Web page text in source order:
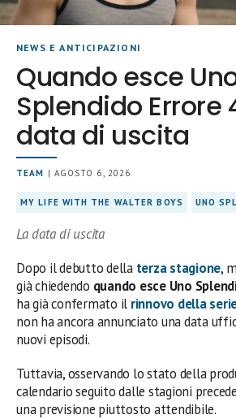
NEWS E ANTICIPAZIONI
Quando esce
Splendido Errore
data di uscita
TEAM | AGOSTO 6, 2026
MY LIFE WITH THE WALTER BOYS UNO
La data di uscita
Dopo il debutto della terza stagione,
già chiedendo quando esce Uno
ha già confermato il rinnovo della
non ha ancora annunciato una data
nuovi episodi.
Tuttavia, osservando lo stato della
calendario seguito dalle stagioni
una previsione piuttosto attendibile.